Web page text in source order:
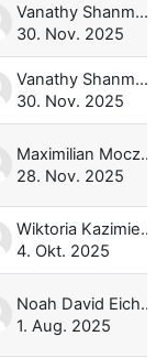
Vanathy Shanmuganathan
30. Nov. 2025
Vanathy Shanmuganathan
30. Nov. 2025
Maximilian Moczarski
28. Nov. 2025
Wiktoria Kazimiera Pestka
4. Okt. 2025
Noah David Eichhorn
1. Aug. 2025